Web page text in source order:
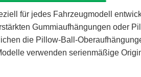
für jedes Fahrzeugmodell
Gummiaufhängungen oder
die Pillow-Ball-
verwenden serienmäßige